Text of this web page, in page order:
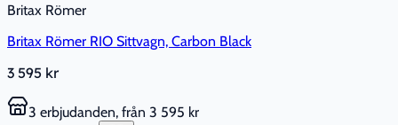
Britax Römer
Britax Römer RIO Sittvagn, Carbon Black
3 595 kr
3 erbjudanden, från 3 595 kr